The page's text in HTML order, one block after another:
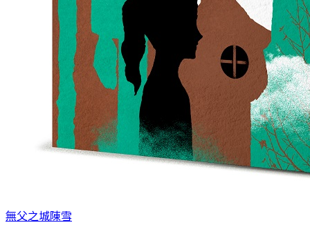
無父之城陳雪